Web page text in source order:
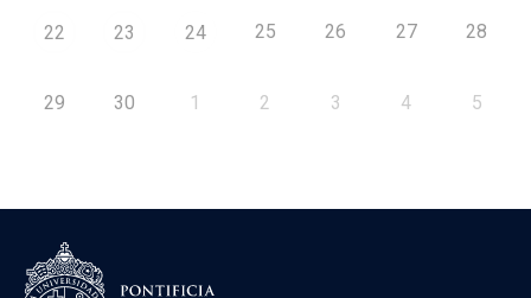
22 23 24 25 26 27 28
29 30 1 2 3 4 5